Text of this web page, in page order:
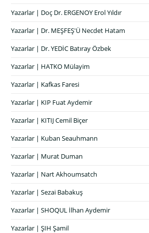
Yazarlar | Doç Dr. ERGENOY Erol Yıldır
Yazarlar | Dr. MEŞFEŞ'Ü Necdet Hatam
Yazarlar | Dr. YEDİC Batıray Özbek
Yazarlar | HATKO Mülayim
Yazarlar | Kafkas Faresi
Yazarlar | KIP Fuat Aydemir
Yazarlar | KITIJ Cemil Biçer
Yazarlar | Kuban Seauhmann
Yazarlar | Murat Duman
Yazarlar | Nart Akhoumsatch
Yazarlar | Sezai Babakuş
Yazarlar | SHOQUL İlhan Aydemir
Yazarlar | ŞIH Şamil